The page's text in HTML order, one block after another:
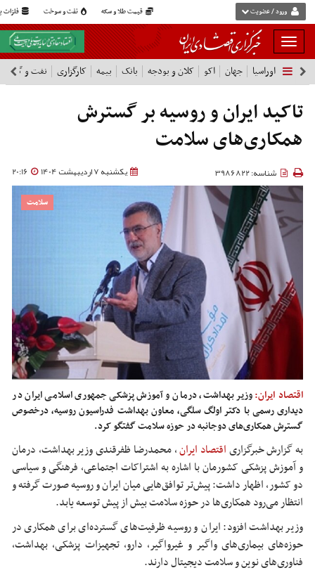
قیمت طلا و سکه نفت و سوخت فلزات ورود / عضویت
بار
و
بسته
نمودن
فهرست
اوراسیا جهان اکو کلان و بودجه بانک بیمه کارگزاری نفت و گاز
تاکید ایران و روسیه بر گسترش
همکاری‌های سلامت
یکشنبه 7 اردیبهشت 1404 20:16 شناسه: 3986822
سلامت
اقتصاد ایران:وزیر بهداشت، درمان و آموزش پزشکی جمهوری اسلامی ایران در
دیداری رسمی با دکتر اولگ سلگی، معاون بهداشت فدراسیون روسیه، درخصوص
گسترش همکاری‌های دوجانبه در حوزه سلامت گفتگو کرد.
به گزارش خبرگزاریاقتصاد ایران،محمدرضا ظفرقندیوزیر بهداشت، درمان
و آموزش پزشکی کشورمان با اشاره به اشتراکات اجتماعی، فرهنگی و سیاسی
دو کشور، اظهار داشت: پیش‌تر توافق‌هایی میان ایران و روسیه صورت گرفته و
انتظار می‌رود همکاری‌ها در حوزه سلامت بیش از پیش توسعه یابد.
وزیر بهداشت افزود: ایران و روسیه ظرفیت‌های گسترده‌ای برای همکاری در
حوزه‌های بیماری‌های واگیر و غیرواگیر، دارو، تجهیزات پزشکی، بهداشت،
فناوری‌های نوین و سلامت دیجیتال دارند.